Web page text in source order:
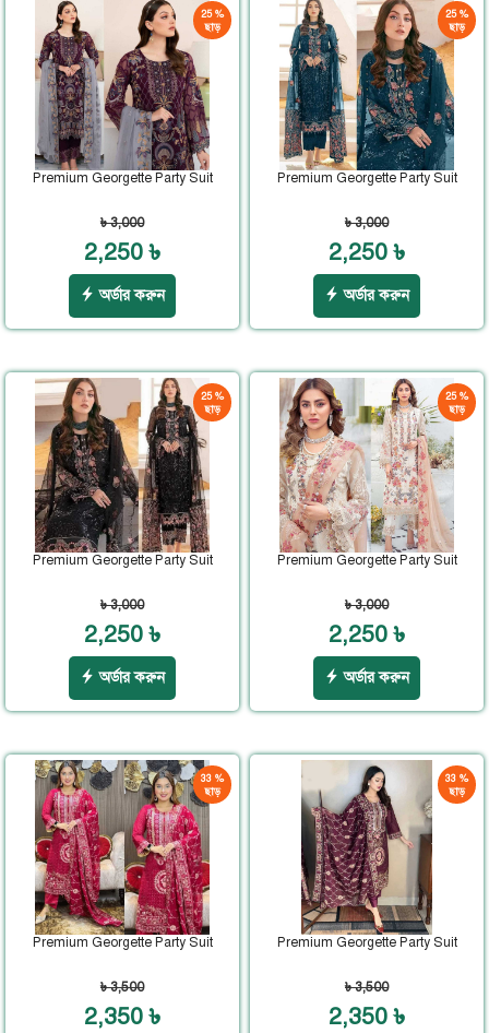
25 %
ছাড়
Premium Georgette Party Suit
৳ 3,000
2,250 ৳
অর্ডার করুন
25 %
ছাড়
Premium Georgette Party Suit
৳ 3,000
2,250 ৳
অর্ডার করুন
25 %
ছাড়
Premium Georgette Party Suit
৳ 3,000
2,250 ৳
অর্ডার করুন
25 %
ছাড়
Premium Georgette Party Suit
৳ 3,000
2,250 ৳
অর্ডার করুন
33 %
ছাড়
Premium Georgette Party Suit
৳ 3,500
2,350 ৳
33 %
ছাড়
Premium Georgette Party Suit
৳ 3,500
2,350 ৳